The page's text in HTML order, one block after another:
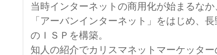
当時インターネットの商用化が始まるな
「アーバンインターネット」をはじめ、
のＩＳＰを構築。
知人の紹介でカリスマネットマーケッタ